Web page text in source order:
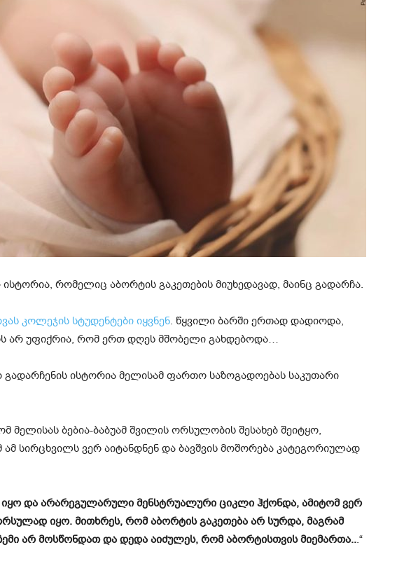
რომელიც აბორტის გაკეთების მიუხედავად, მაინც გადარჩა.
კოლეჯის სტუდენტები იყვნენ. წყვილი ბარში ერთად დადიოდა,
არ უფიქრია, რომ ერთ დღეს მშობელი გახდებოდა…
გადარჩენის ისტორია მელისამ ფართო საზოგადოებას საკუთარი
მელისას ბებია-ბაბუამ შვილის ორსულობის შესახებ შეიტყო,
სირცხვილს ვერ აიტანდნენ და ბავშვის მოშორება კატეგორიულად
იყო და არარეგულარული მენსტრუალური ციკლი ჰქონდა, ამიტომ ვერ
იყო. მითხრეს, რომ აბორტის გაკეთება არ სურდა, მაგრამ
არ მოსწონდათ და დედა აიძულეს, რომ აბორტისთვის მიემართა...“